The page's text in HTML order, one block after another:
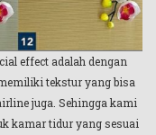
effect adalah dengan
tekstur yang bisa
juga. Sehingga kami
kamar tidur yang sesuai